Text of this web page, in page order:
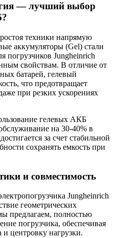
— лучший выбор
техники напрямую
аккумуляторы (Gel) стали
погрузчиков Jungheinrich
свойствам. В отличие от
батарей, гелевый
что предотвращает
при резких ускорениях
гелевых АКБ
на 30-40% в
за счет стабильной
сохранять емкость при
и совместимость
Jungheinrich
геометрических
предлагаем, полностью
погрузчика, обеспечивая
и центровку нагрузки.